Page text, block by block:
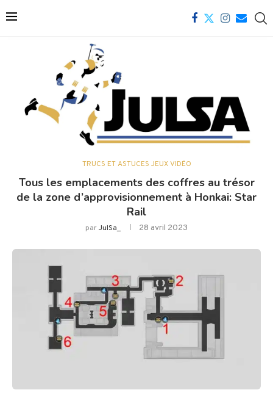
TRUCS ET ASTUCES JEUX VIDÉO
Tous les emplacements des coffres au trésor
de la zone d’approvisionnement à Honkai: Star
Rail
parJulSa_ 28 avril 2023